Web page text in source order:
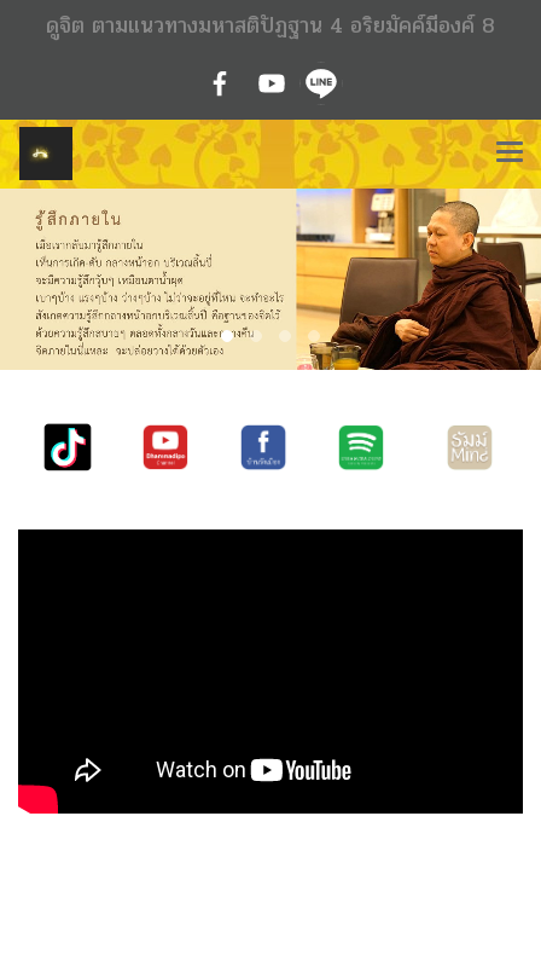
ดูจิต ตามแนวทางมหาสติปัฏฐาน 4 อริยมัคค์มีองค์ 8